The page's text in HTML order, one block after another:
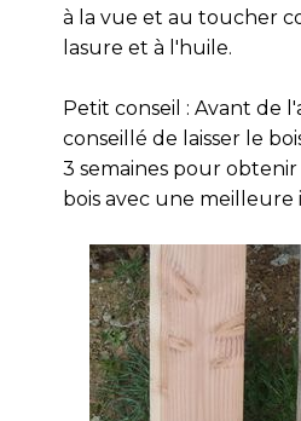
à la vue et au toucher
lasure et à l'huile.
Petit conseil : Avant de
conseillé de laisser le
3 semaines pour
bois avec une meilleure